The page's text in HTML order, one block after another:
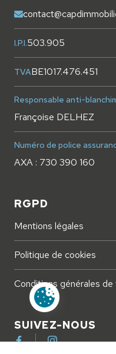
I.P.I.503.905
TVABE1017.476.451
Responsable anti-
Françoise DELHEZ
Numéro de police
AXA : 730 390 160
RGPD
Mentions légales
Politique de cookies
Conditions générales de
SUIVEZ-NOUS
FacebookInstagram
Paramètres des